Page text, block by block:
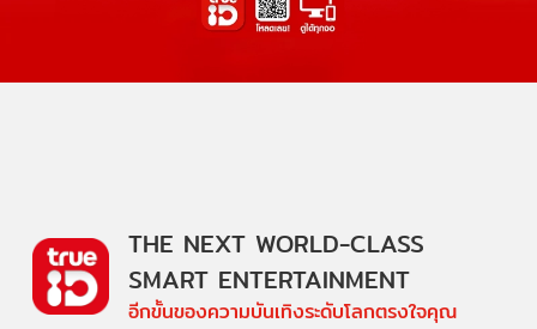
THE NEXT WORLD-CLASS
SMART ENTERTAINMENT
อีกขั้นของความบันเทิงระดับโลกตรงใจคุณ